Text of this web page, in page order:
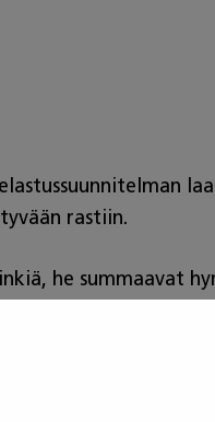
rastiin.
he summaavat
rutkasti oppia,